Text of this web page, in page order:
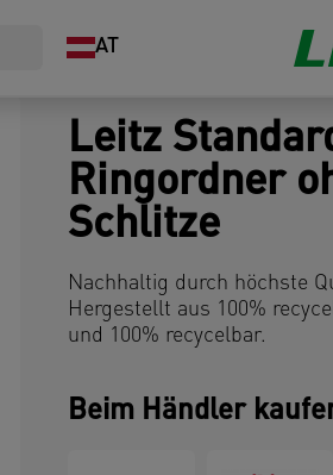
AT
Leitz
Ringordner
Schlitze
Nachhaltig durch höchste
Hergestellt aus 100%
und 100% recycelbar.
Beim Händler